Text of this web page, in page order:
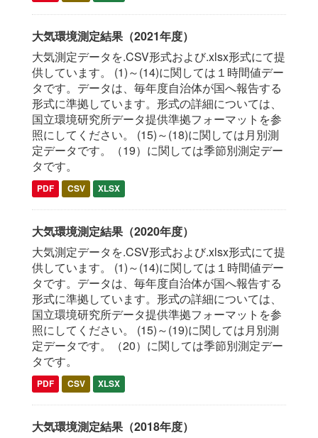
大気環境測定結果（2021年度）
大気測定データを.CSV形式および.xlsx形式にて提
供しています。 (1)～(14)に関しては１時間値デー
タです。データは、毎年度自治体が国へ報告する
形式に準拠しています。形式の詳細については、
国立環境研究所データ提供準拠フォーマットを参
照にしてください。 (15)～(18)に関しては月別測
定データです。（19）に関しては季節別測定デー
タです。
PDF CSV XLSX
大気環境測定結果（2020年度）
大気測定データを.CSV形式および.xlsx形式にて提
供しています。 (1)～(14)に関しては１時間値デー
タです。データは、毎年度自治体が国へ報告する
形式に準拠しています。形式の詳細については、
国立環境研究所データ提供準拠フォーマットを参
照にしてください。 (15)～(19)に関しては月別測
定データです。（20）に関しては季節別測定デー
タです。
PDF CSV XLSX
大気環境測定結果（2018年度）